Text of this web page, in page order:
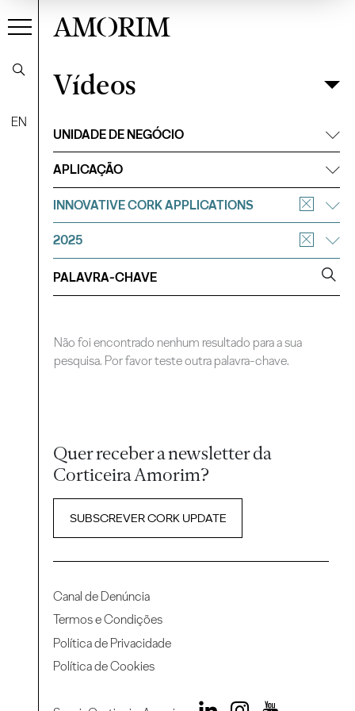
EN
AMORIM
VídeosFiltrar
Vídeos
UNIDADE DE NEGÓCIO
APLICAÇÃO
INNOVATIVE CORK APPLICATIONS
2025
Não foi encontrado nenhum resultado para a sua
pesquisa. Por favor teste outra palavra-chave.
Quer receber a newsletter da
Corticeira Amorim?
SUBSCREVER CORK UPDATE
Canal de Denúncia
Termos e Condições
Política de Privacidade
Política de Cookies